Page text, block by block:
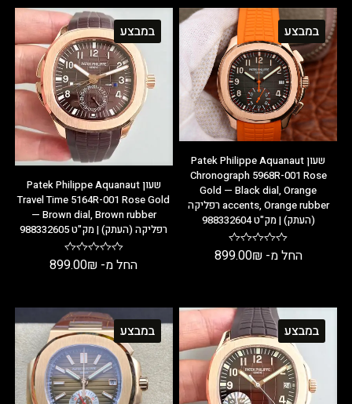
במבצע
שעון Patek Philippe Aquanaut
Chronograph 5968R-001 Rose
Gold — Black dial, Orange
accents, Orange rubber רפליקה
(העתק) | מק"ט 988332604
החל מ- 899.00₪
במבצע
שעון Patek Philippe Aquanaut
Travel Time 5164R-001 Rose Gold
— Brown dial, Brown rubber
רפליקה (העתק) | מק"ט 988332605
החל מ- 899.00₪
במבצע במבצע